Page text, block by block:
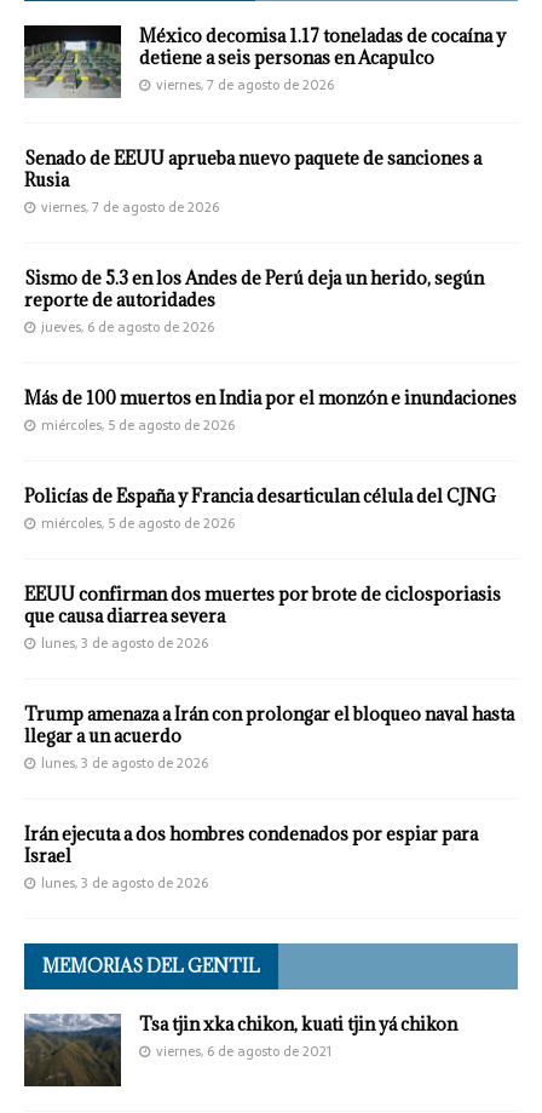
México decomisa 1.17 toneladas de cocaína y
detiene a seis personas en Acapulco
viernes, 7 de agosto de 2026
Senado de EEUU aprueba nuevo paquete de sanciones a
Rusia
viernes, 7 de agosto de 2026
Sismo de 5.3 en los Andes de Perú deja un herido, según
reporte de autoridades
jueves, 6 de agosto de 2026
Más de 100 muertos en India por el monzón e inundaciones
miércoles, 5 de agosto de 2026
Policías de España y Francia desarticulan célula del CJNG
miércoles, 5 de agosto de 2026
EEUU confirman dos muertes por brote de ciclosporiasis
que causa diarrea severa
lunes, 3 de agosto de 2026
Trump amenaza a Irán con prolongar el bloqueo naval hasta
llegar a un acuerdo
lunes, 3 de agosto de 2026
Irán ejecuta a dos hombres condenados por espiar para
Israel
lunes, 3 de agosto de 2026
MEMORIAS DEL GENTIL
Tsa tjin xka chikon, kuati tjin yá chikon
viernes, 6 de agosto de 2021